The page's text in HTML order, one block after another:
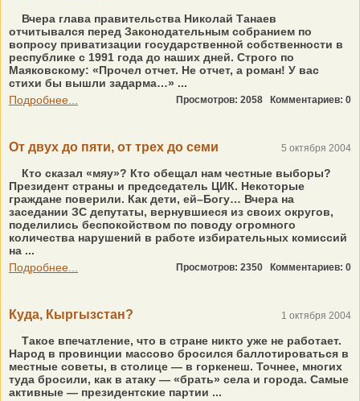
Вчера глава правительства Николай Танаев
отчитывался перед Законодательным собранием по
вопросу приватизации государственной собственности в
республике с 1991 года до наших дней. Строго по
Маяковскому: «Прочел отчет. Не отчет, а роман! У вас
стихи бы вышли задарма…» ...
Подробнее...
Просмотров: 2058 Комментариев: 0
От двух до пяти, от трех до семи 5 октября 2004
Кто сказал «мяу»? Кто обещал нам честные выборы?
Президент страны и председатель ЦИК. Некоторые
граждане поверили. Как дети, ей–Богу… Вчера на
заседании ЗС депутаты, вернувшиеся из своих округов,
поделились беспокойством по поводу огромного
количества нарушений в работе избирательных комиссий
на ...
Подробнее...
Просмотров: 2350 Комментариев: 0
Куда, Кыргызстан? 1 октября 2004
Такое впечатление, что в стране никто уже не работает.
Народ в провинции массово бросился баллотироваться в
местные советы, в столице — в горкенеш. Точнее, многих
туда бросили, как в атаку — «брать» села и города. Самые
активные — президентские партии ...